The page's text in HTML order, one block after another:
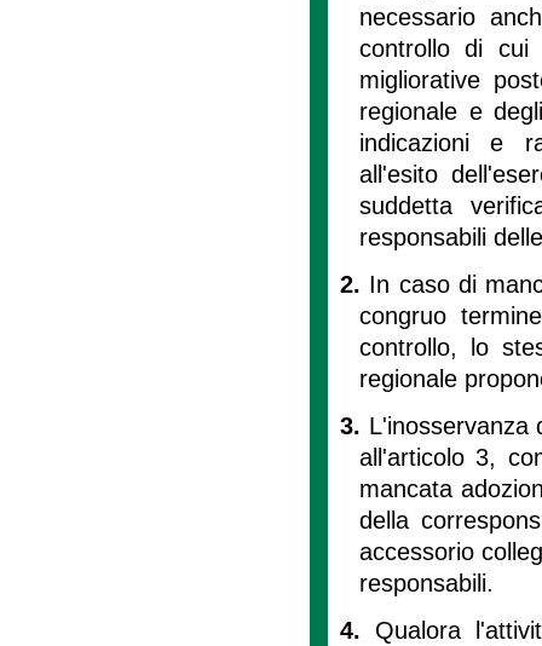
necessario
controllo di cui
migliorative
regionale e
indicazioni e
all'esito
suddetta
responsabili
2. In caso di
congruo
controllo, lo
regionale
3. L'inosservanza
all'articolo 3,
mancata
della
accessorio
responsabili.
4. Qualora